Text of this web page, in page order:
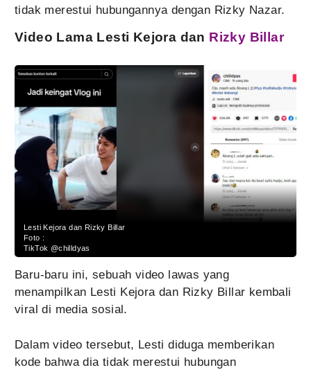
tidak merestui hubungannya dengan Rizky Nazar.
Video Lama Lesti Kejora dan Rizky Billar
Lesti Kejora dan Rizky Billar
Foto :
TikTok @chilldyas
Baru-baru ini, sebuah video lawas yang
menampilkan Lesti Kejora dan Rizky Billar kembali
viral di media sosial.
Dalam video tersebut, Lesti diduga memberikan
kode bahwa dia tidak merestui hubungan